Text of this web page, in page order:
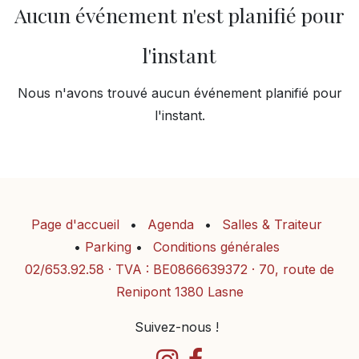
Aucun événement n'est planifié pour
l'instant
Nous n'avons trouvé aucun événement planifié pour
l'instant.
Suivez-nous !
Page d'accueil • Agenda •
Salles & Traiteur
• Parking •
Conditions générales
02/653.92.58 · TVA : BE0866639372 · 70, route de
Renipont 1380 Lasne